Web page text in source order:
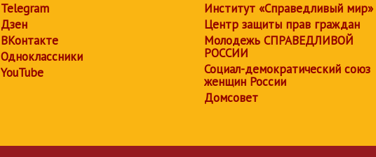
Telegram
Дзен
ВКонтакте
Одноклассники
YouTube
Институт «Справедливый мир»
Центр защиты прав граждан
Молодежь СПРАВЕДЛИВОЙ
РОССИИ
Социал-демократический союз
женщин России
Домсовет